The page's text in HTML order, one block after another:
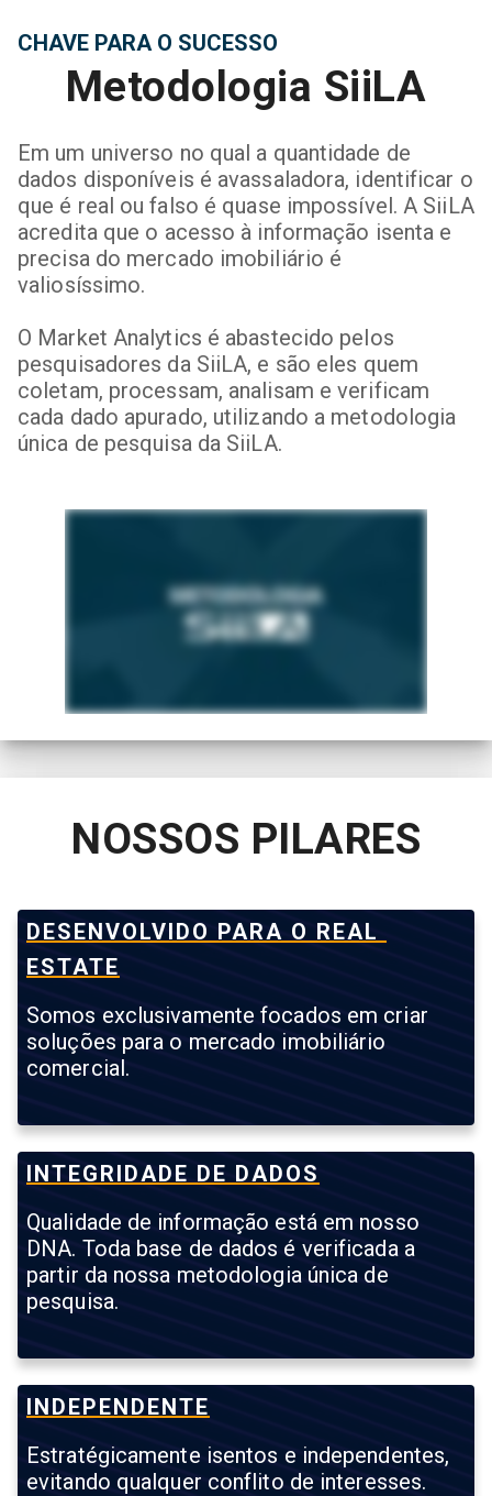
CHAVE PARA O SUCESSO
Metodologia SiiLA
Em um universo no qual a quantidade de
dados disponíveis é avassaladora, identificar o
que é real ou falso é quase impossível. A SiiLA
acredita que o acesso à informação isenta e
precisa do mercado imobiliário é
valiosíssimo.
O Market Analytics é abastecido pelos
pesquisadores da SiiLA, e são eles quem
coletam, processam, analisam e verificam
cada dado apurado, utilizando a metodologia
única de pesquisa da SiiLA.
NOSSOS PILARES
DESENVOLVIDO PARA O REAL
ESTATE
Somos exclusivamente focados em criar
soluções para o mercado imobiliário
comercial.
INTEGRIDADE DE DADOS
Qualidade de informação está em nosso
DNA. Toda base de dados é verificada a
partir da nossa metodologia única de
pesquisa.
INDEPENDENTE
Estratégicamente isentos e independentes,
evitando qualquer conflito de interesses.